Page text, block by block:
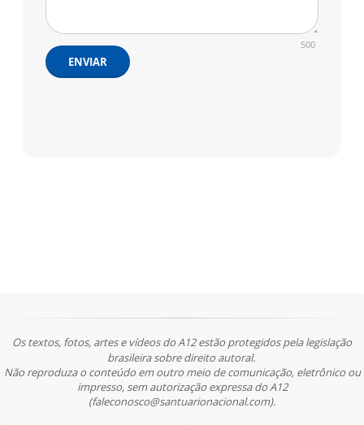
500
ENVIAR
Os textos, fotos, artes e vídeos do A12 estão protegidos pela legislação
brasileira sobre direito autoral.
Não reproduza o conteúdo em outro meio de comunicação, eletrônico ou
impresso, sem autorização expressa do A12
(faleconosco@santuarionacional.com).